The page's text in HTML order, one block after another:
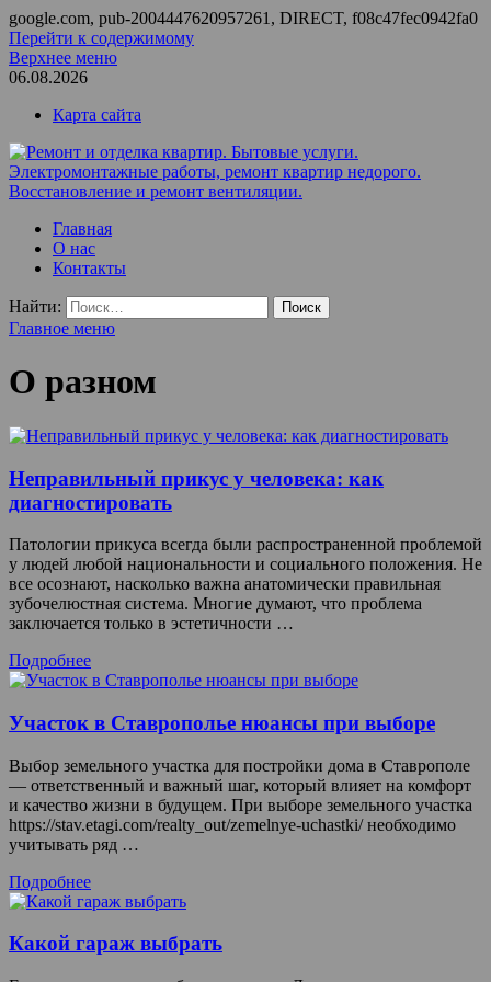
google.com, pub-2004447620957261, DIRECT, f08c47fec0942fa0
Перейти к содержимому
Верхнее меню
06.08.2026
Карта сайта
Ремонт и отделка квартир. Бытовые услуги.
Электромонтажные работы, ремонт квартир недорого.
Восстановление и ремонт вентиляции.
ООО Домус — ремонт квартир, обслуживание и ремонт
вентиляции, монтаж систем приточной вентиляции.
Главная
О нас
Контакты
Найти:
Главное меню
О разном
Неправильный прикус у человека: как
диагностировать
Патологии прикуса всегда были распространенной проблемой
у людей любой национальности и социального положения. Не
все осознают, насколько важна анатомически правильная
зубочелюстная система. Многие думают, что проблема
заключается только в эстетичности …
Подробнее
Участок в Ставрополье нюансы при выборе
Выбор земельного участка для постройки дома в Ставрополе
— ответственный и важный шаг, который влияет на комфорт
и качество жизни в будущем. При выборе земельного участка
https://stav.etagi.com/realty_out/zemelnye-uchastki/ необходимо
учитывать ряд …
Подробнее
Какой гараж выбрать